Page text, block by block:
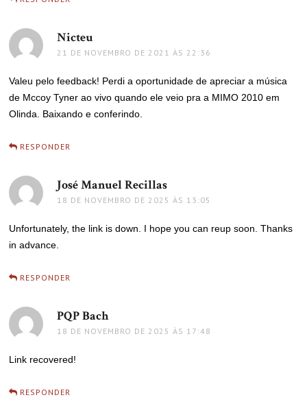
Nicteu
21 DE NOVEMBRO DE 2021 ÀS 22:36
Valeu pelo feedback! Perdi a oportunidade de apreciar a música
de Mccoy Tyner ao vivo quando ele veio pra a MIMO 2010 em
Olinda. Baixando e conferindo.
RESPONDER
José Manuel Recillas
18 DE NOVEMBRO DE 2025 ÀS 13:05
Unfortunately, the link is down. I hope you can reup soon. Thanks
in advance.
RESPONDER
PQP Bachdisse:
18 DE NOVEMBRO DE 2025 ÀS 17:48
Link recovered!
RESPONDER